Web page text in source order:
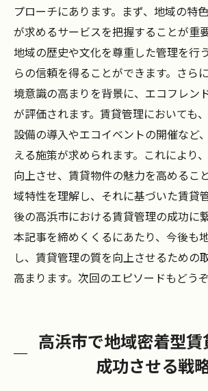
プローチにあります。まず、地域の特
が求めるサービスを把握することが重
地域の歴史や文化を尊重した管理を行
らの信頼を得ることができます。さら
境意識の高まりを背景に、エコフレン
が評価されます。賃貸管理においても
設備の導入やエコイベントの開催など
える施策が求められます。これにより
向上させ、賃貸物件の魅力を高めるこ
域特性を理解し、それに基づいた賃貸
後の高浜市における賃貸管理の成功に
本記事を締めくくるにあたり、今後も
し、賃貸管理の質を向上させるための
高まります。次回のエピソードもどう
高浜市で地域密着型賃
成功させる戦